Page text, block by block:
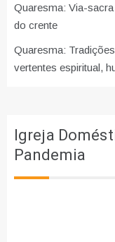
Quaresma: Via-
do crente
Quaresma:
vertentes espiritual,
Igreja
Pandemia